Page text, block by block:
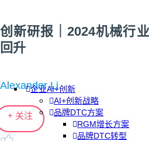
企业AI+创新
AI+创新战略
品牌DTC方案
RGM增长方案
品牌DTC转型
创新研报｜2024机械行
回升
Alexander Li
+ 关注